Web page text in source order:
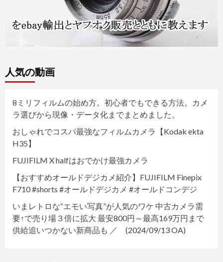
人気の動画
8ミリフィルムの始め方。初心者でもできる方法。カメ
ラ選びから現像・データ化までまとめました。
おしゃれでコスパ最強なフィルムカメラ【Kodak ekta
H35】
FUJIFILM X halfはおでかけ最強カメラ
【おすすめオールドデジカメ紹介】FUJIFILM Finepix
F710 #shorts #オールドデジカメ #オールドコンデジ
いまレトロな“エモい写真”が人気のワケ 中古カメラ需
要↑で売り場３倍に拡大 最安800円～最高169万円まで
供給追いつかない新商品も ／ (2024/09/13 OA)